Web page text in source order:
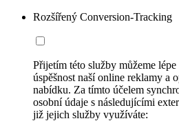
Rozšířený Conversion-Tracking
Přijetím této služby můžeme
úspěšnost naší online reklamy a
nabídku. Za tímto účelem
osobní údaje s následujícími
již jejich služby využíváte: